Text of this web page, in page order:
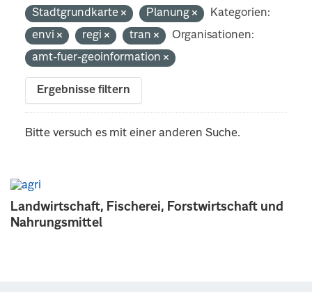
Landwirtschaft, Fischerei, Forstwirtschaft und
Nahrungsmittel
Stadtgrundkarte
Planung
Kategorien:
envi
regi tran
Organisationen:
amt-fuer-geoinformation
Ergebnisse filtern
Bitte versuch es mit einer anderen Suche.